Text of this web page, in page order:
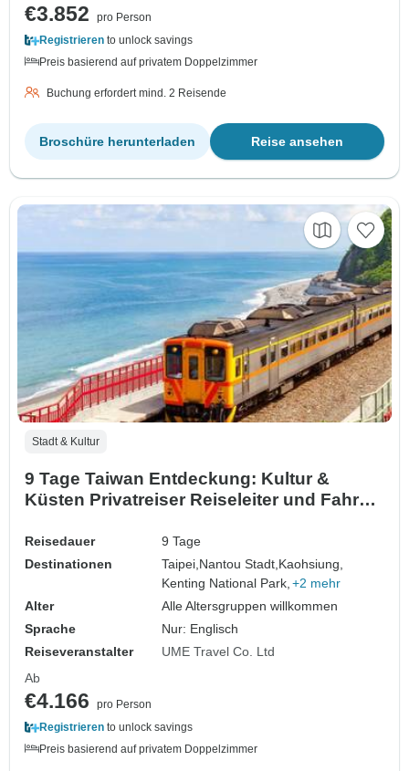
€3.852
pro Person
Registrieren to unlock savings
Preis basierend auf privatem Doppelzimmer
Buchung erfordert mind. 2 Reisende
Reise ansehen
Broschüre herunterladen
Stadt & Kultur
9 Tage Taiwan Entdeckung: Kultur &
Küsten Privatreiser Reiseleiter und Fahrer)
Reisedauer
9 Tage
Destinationen
Taipei, Nantou Stadt, Kaohsiung,
Kenting National Park, +2 mehr
Alter
Alle Altersgruppen willkommen
Sprache
Nur: Englisch
Reiseveranstalter
UME Travel Co. Ltd
Ab
€4.166
pro Person
Registrieren to unlock savings
Preis basierend auf privatem Doppelzimmer